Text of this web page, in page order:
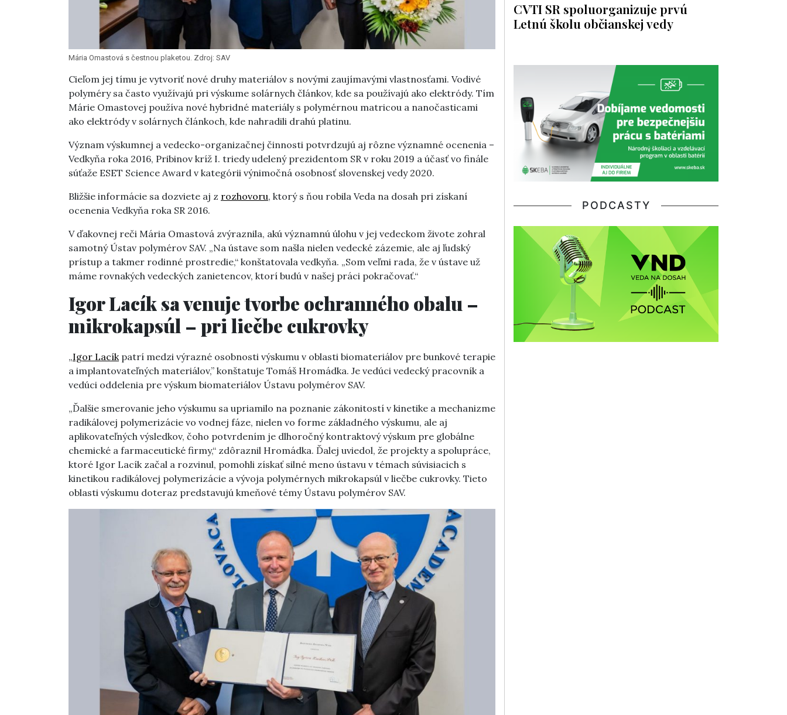
Mária Omastová s čestnou plaketou. Zdroj: SAV
Cieľom jej tímu je vytvoriť nové druhy materiálov s novými zaujímavými vlastnosťami. Vodivé
polyméry sa často využívajú pri výskume solárnych článkov, kde sa používajú ako elektródy. Tím
Márie Omastovej používa nové hybridné materiály s polymérnou matricou a nanočasticami
ako elektródy v solárnych článkoch, kde nahradili drahú platinu.
Význam výskumnej a vedecko-organizačnej činnosti potvrdzujú aj rôzne významné ocenenia –
Vedkyňa roka 2016, Pribinov kríž I. triedy udelený prezidentom SR v roku 2019 a účasť vo finále
súťaže ESET Science Award v kategórii výnimočná osobnosť slovenskej vedy 2020.
Bližšie informácie sa dozviete aj z rozhovoru, ktorý s ňou robila Veda na dosah pri získaní
ocenenia Vedkyňa roka SR 2016.
V ďakovnej reči Mária Omastová zvýraznila, akú významnú úlohu v jej vedeckom živote zohral
samotný Ústav polymérov SAV. „Na ústave som našla nielen vedecké zázemie, ale aj ľudský
prístup a takmer rodinné prostredie,“ konštatovala vedkyňa. „Som veľmi rada, že v ústave už
máme rovnakých vedeckých zanietencov, ktorí budú v našej práci pokračovať.“
Igor Lacík sa venuje tvorbe ochranného obalu –
mikrokapsúl – pri liečbe cukrovky
„Igor Lacík patrí medzi výrazné osobnosti výskumu v oblasti biomateriálov pre bunkové terapie
a implantovateľných materiálov,” konštatuje Tomáš Hromádka. Je vedúci vedecký pracovník a
vedúci oddelenia pre výskum biomateriálov Ústavu polymérov SAV.
„Ďalšie smerovanie jeho výskumu sa upriamilo na poznanie zákonitostí v kinetike a mechanizme
radikálovej polymerizácie vo vodnej fáze, nielen vo forme základného výskumu, ale aj
aplikovateľných výsledkov, čoho potvrdením je dlhoročný kontraktový výskum pre globálne
chemické a farmaceutické firmy,“ zdôraznil Hromádka. Ďalej uviedol, že projekty a spolupráce,
ktoré Igor Lacík začal a rozvinul, pomohli získať silné meno ústavu v témach súvisiacich s
kinetikou radikálovej polymerizácie a vývoja polymérnych mikrokapsúl v liečbe cukrovky. Tieto
oblasti výskumu doteraz predstavujú kmeňové témy Ústavu polymérov SAV.
CVTI SR spoluorganizuje prvú
Letnú školu občianskej vedy
PODCASTY